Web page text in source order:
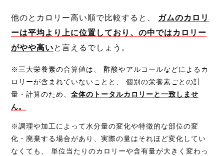
他のとカロリー高い順で比較すると、
ガムのカロリ
ーは平均より上に位置しており、の中ではカロリー
がやや高いと言えるでしょう。
※三大栄養素の合算値は、 酢酸やアルコールなどによるカ
ロリーが含まれていないことと、 個別の栄養素ごとの計
量・計算のため、 全体のトータルカロリーと一致しませ
ん。
※調理や加工によって水分量の変化や特徴的な部位の変
化・廃棄する場合があり、実際の量はそれほど変化してい
なくても、 単位当たりのカロリーや含有量が大きく変わっ